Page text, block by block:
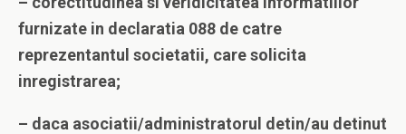
furnizate in declaratia 088 de catre
reprezentantul societatii, care solicita
inregistrarea;
– daca asociatii/administratorul detin/au detinut